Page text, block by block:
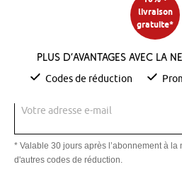
livraison
gratuite*
Plus d’avantages avec la
Codes de réduction
Votre adresse e-mail
* Valable 30 jours après l’abonnement à
d'autres codes de réduction.